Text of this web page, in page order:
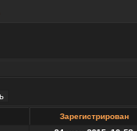
Зарегистрирован